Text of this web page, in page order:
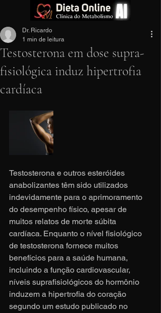
Testosterona em dose supra-
fisiológica induz hipertrofia
cardíaca
Dr. Ricardo
1 min de leitura
Testosterona e outros esteróides
anabolizantes têm sido utilizados
indevidamente para o aprimoramento
do desempenho físico, apesar de
muitos relatos de morte súbita
cardíaca. Enquanto o nível fisiológico
de testosterona fornece muitos
benefícios para a saúde humana,
incluindo a função cardiovascular,
níveis suprafisiológicos do hormônio
induzem a hipertrofia do coração
segundo um estudo publicado no